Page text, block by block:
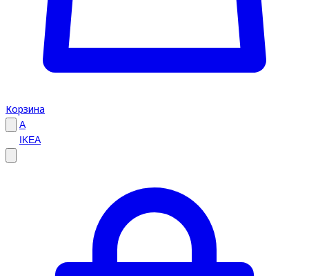
Корзина
A
IKEA